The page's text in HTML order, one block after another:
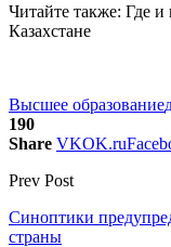
Читайте также: Где
Казахстане
Высшее образование
190
Share VKOK.ru
Prev Post
Синоптики
страны